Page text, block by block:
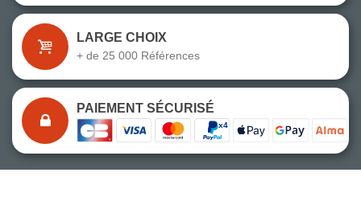
LARGE CHOIX
+ de 25 000 Références
PAIEMENT SÉCURISÉ